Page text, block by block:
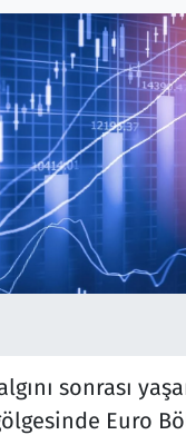
sonrası
Euro
Bilim